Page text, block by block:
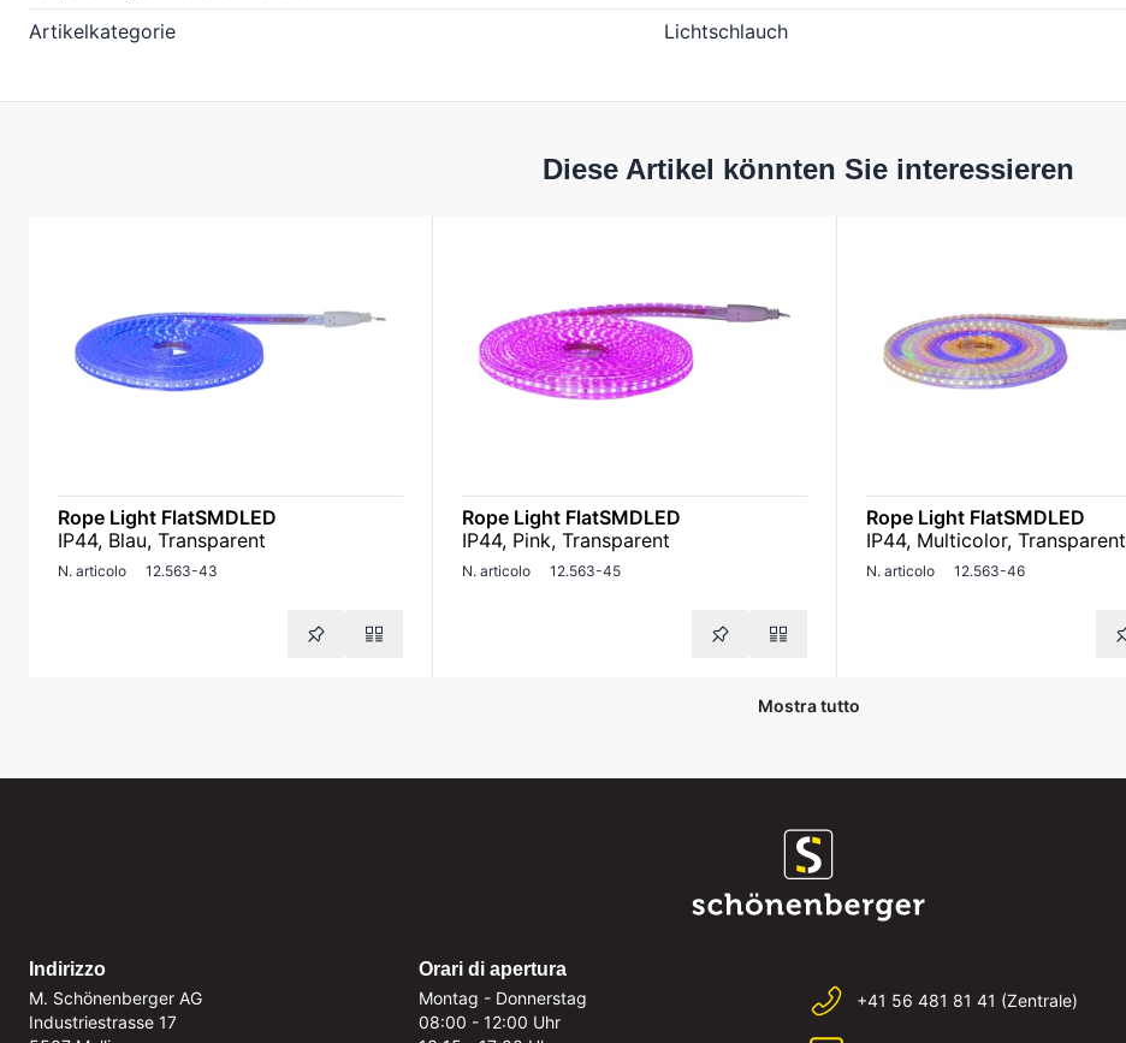
Artikelkategorie
Lichtschlauch
Diese Artikel könnten Sie interessieren
Rope Light FlatSMDLED
IP44, Blau, Transparent
N. articolo 12.563-43
Rope Light FlatSMDLED
IP44, Pink, Transparent
N. articolo 12.563-45
Rope Light FlatSMDLED
IP44, Multicolor, Transparent
N. articolo 12.563-46
Mostra tutto
Indirizzo
M. Schönenberger AG
Industriestrasse 17
Orari di apertura
Montag - Donnerstag
08:00 - 12:00 Uhr
+41 56 481 81 41 (Zentrale)